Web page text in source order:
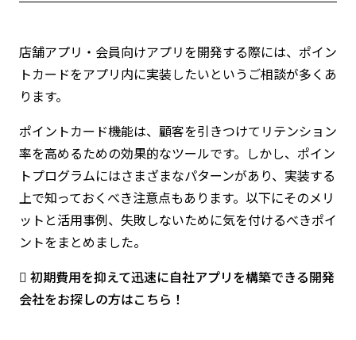
店舗アプリ・会員向けアプリを開発する際には、ポイン
トカードをアプリ内に実装したいというご相談が多くあ
ります。
ポイントカード機能は、顧客を引きつけてリテンション
率を高めるための効果的なツールです。しかし、ポイン
トプログラムにはさまざまなパターンがあり、実装する
上で知っておくべき注意点もあります。以下にそのメリ
ットと活用事例、失敗しないために気を付けるべきポイ
ントをまとめました。
初期費用を抑えて迅速に自社アプリを構築できる開発
会社をお探しの方はこちら！